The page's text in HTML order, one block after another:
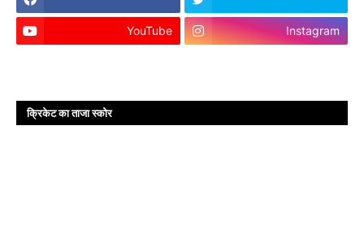
YouTube Instagram
क्रिकेट का ताजा स्कोर